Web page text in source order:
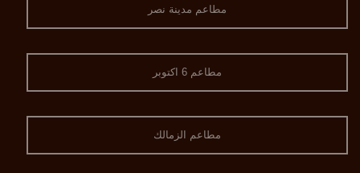
مطاعم مدينة نصر
مطاعم 6 اكتوبر
مطاعم الزمالك